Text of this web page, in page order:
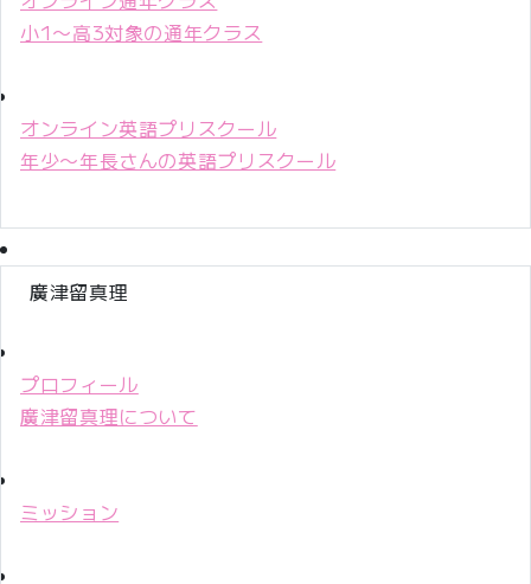
小1〜高3対象の通年クラス
オンライン英語プリスクール
年少〜年長さんの英語プリスクール
廣津留真理
プロフィール
廣津留真理について
ミッション